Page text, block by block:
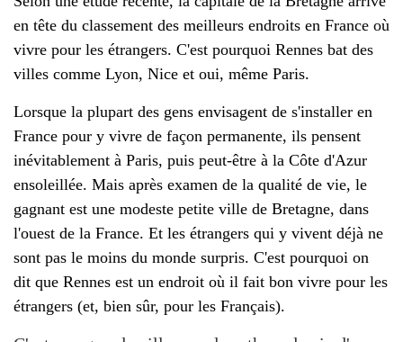
en tête du classement des meilleurs endroits en France où
vivre pour les étrangers. C'est pourquoi Rennes bat des
villes comme Lyon, Nice et oui, même Paris.
Lorsque la plupart des gens envisagent de s'installer en
France pour y vivre de façon permanente, ils pensent
inévitablement à Paris, puis peut-être à la Côte d'Azur
ensoleillée. Mais après examen de la qualité de vie, le
gagnant est une modeste petite ville de Bretagne, dans
l'ouest de la France. Et les étrangers qui y vivent déjà ne
sont pas le moins du monde surpris. C'est pourquoi on
dit que Rennes est un endroit où il fait bon vivre pour les
étrangers (et, bien sûr, pour les Français).